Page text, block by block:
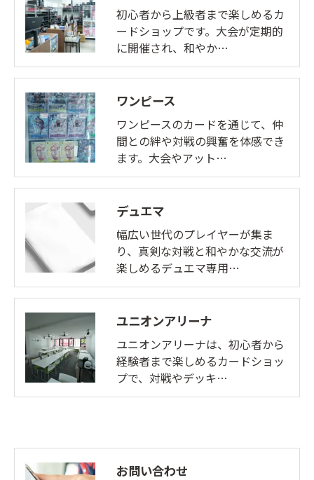
初心者から上級者まで楽しめるカ
ードショップです。大会が定期的
に開催され、和やか…
ワンピース
ワンピースのカードを通じて、仲
間との絆や対戦の興奮を体感でき
ます。大会やアット…
デュエマ
幅広い世代のプレイヤーが集ま
り、真剣な対戦と和やかな交流が
楽しめるデュエマ専用…
ユニオンアリーナ
ユニオンアリーナは、初心者から
経験者まで楽しめるカードショッ
プで、対戦やデッキ…
お問い合わせ